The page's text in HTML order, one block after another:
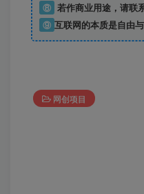
⑧ 若作商业用途，请联
⑨ 互联网的本质是自由
网创项目